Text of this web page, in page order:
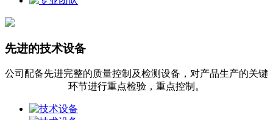
先进的技术设备
公司配备先进完整的质量控制及检测设备，对产品生产的关键
环节进行重点检验，重点控制。